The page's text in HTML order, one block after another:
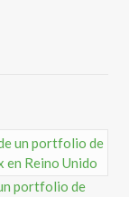
portfolio de